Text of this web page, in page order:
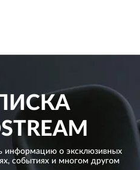
информацию о эксклюзивных
событиях и многом другом